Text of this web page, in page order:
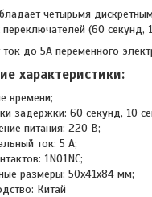
четырьмя
(60 секунд,
до 5А переменного
характеристики:
времени;
задержки: 60 секунд, 10
питания: 220 В;
ток: 5 А;
1NO1NC;
размеры: 50x41x84 мм;
Китай